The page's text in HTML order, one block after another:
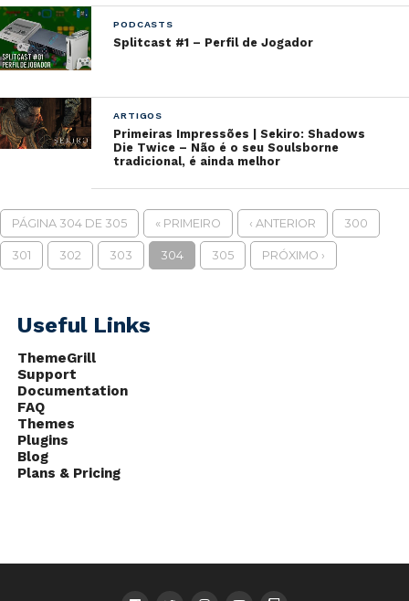
PODCASTS
Splitcast #1 – Perfil de Jogador
ARTIGOS
Primeiras Impressões | Sekiro: Shadows
Die Twice – Não é o seu Soulsborne
tradicional, é ainda melhor
PÁGINA 304 DE 305 « PRIMEIRO ‹ ANTERIOR 300
301 302 303 304 305 PRÓXIMO ›
Useful Links
ThemeGrill
Support
Documentation
FAQ
Themes
Plugins
Blog
Plans & Pricing